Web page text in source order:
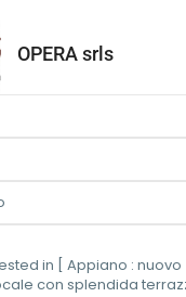
OPERA srls